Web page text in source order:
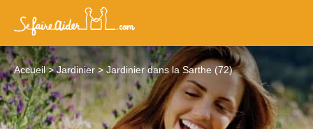
Accueil Jardinier Jardinier dans la Sarthe (72)